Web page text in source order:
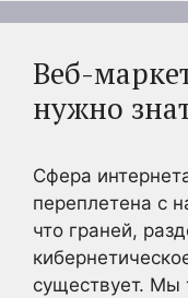
Веб-
нужно
Сфера
переплетена с
что граней,
существует. Мы